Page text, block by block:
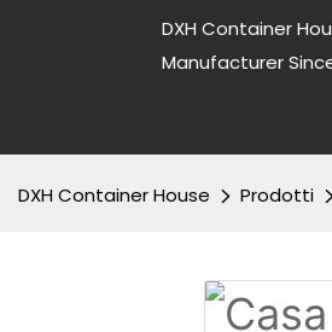
DXH Container
Manufacturer
DXH Container House Prodotti